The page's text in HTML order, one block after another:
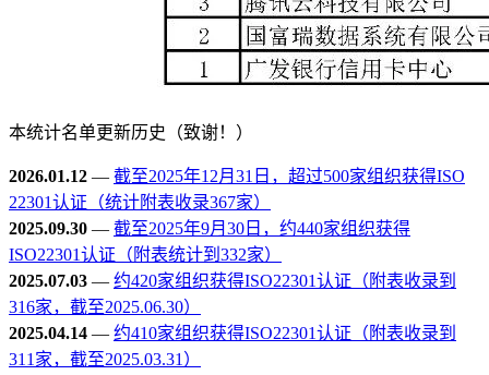
本统计名单更新历史（致谢！）
2026.01.12 — 截至2025年12月31日，超过500家组织获得ISO
22301认证（统计附表收录367家）
2025.09.30 — 截至2025年9月30日，约440家组织获得
ISO22301认证（附表统计到332家）
2025.07.03 — 约420家组织获得ISO22301认证（附表收录到
316家，截至2025.06.30）
2025.04.14 — 约410家组织获得ISO22301认证（附表收录到
311家，截至2025.03.31）